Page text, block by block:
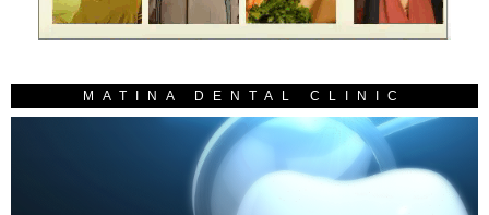
MATINA DENTAL CLINIC